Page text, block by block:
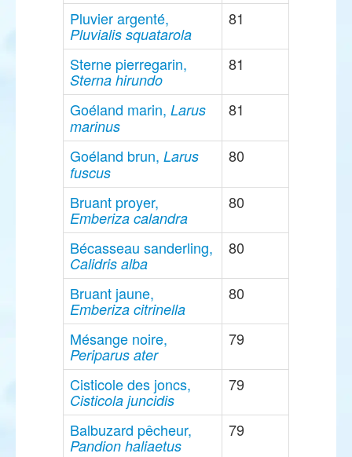
Pluvier argenté,
Pluvialis squatarola
81
Sterne pierregarin,
Sterna hirundo
81
Goéland marin, Larus
marinus
81
Goéland brun, Larus
fuscus
80
Bruant proyer,
Emberiza calandra
80
Bécasseau sanderling,
Calidris alba
80
Bruant jaune,
Emberiza citrinella
80
Mésange noire,
Periparus ater
79
Cisticole des joncs,
Cisticola juncidis
79
Balbuzard pêcheur,
Pandion haliaetus
79